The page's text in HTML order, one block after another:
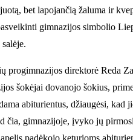
bet lapojančią žaluma ir
gimnazijos simbolio
progimnazijos direktorė Reda
šokėjai dovanojo šokius,
abiturientus, džiaugėsi, kad
čia, gimnazijoje, įvyko jų
padėkojo keturioms